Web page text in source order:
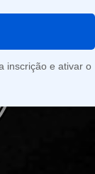
inscrição e ativar o